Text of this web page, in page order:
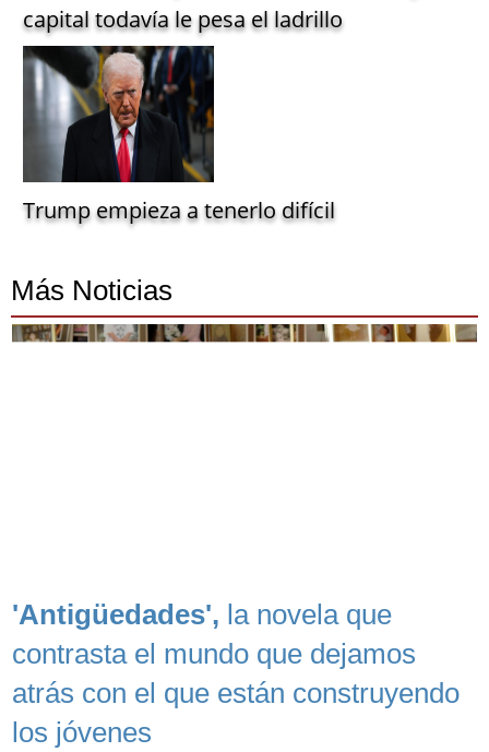
capital todavía le pesa el ladrillo
Trump empieza a tenerlo difícil
Más Noticias
'Antigüedades', la novela que
contrasta el mundo que dejamos
atrás con el que están construyendo
los jóvenes